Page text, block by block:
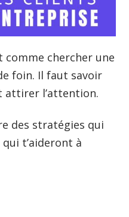
comme chercher une
foin. Il faut savoir
attirer l’attention.
des stratégies qui
t’aideront à